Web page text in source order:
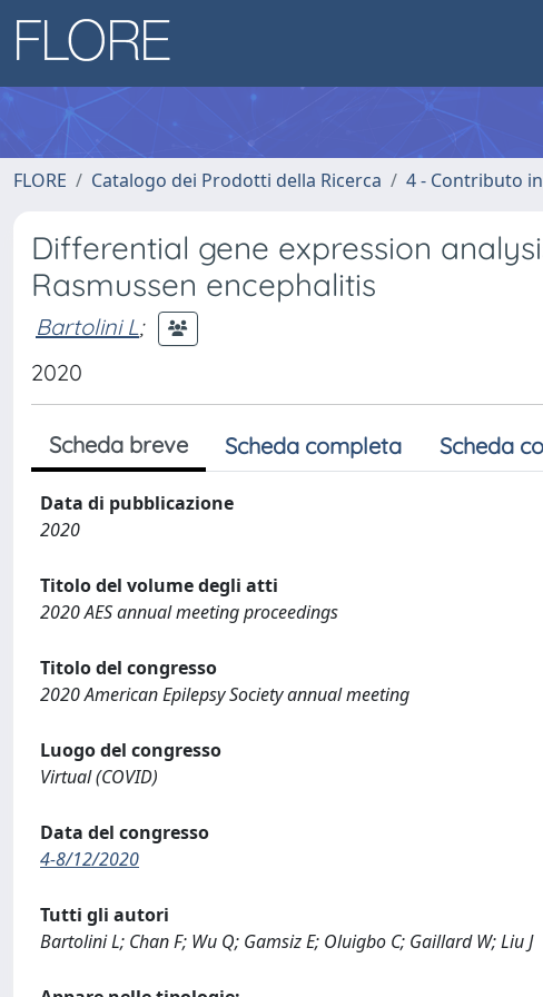
FLORE Catalogo dei Prodotti della Ricerca 4 - Contributo
Differential gene expression
Rasmussen encephalitis
Bartolini L;
2020
Scheda breve Scheda completa Scheda
Data di pubblicazione
2020
Titolo del volume degli atti
2020 AES annual meeting proceedings
Titolo del congresso
2020 American Epilepsy Society annual meeting
Luogo del congresso
Virtual (COVID)
Data del congresso
4-8/12/2020
Tutti gli autori
Bartolini L; Chan F; Wu Q; Gamsiz E; Oluigbo C; Gaillard W; Liu J